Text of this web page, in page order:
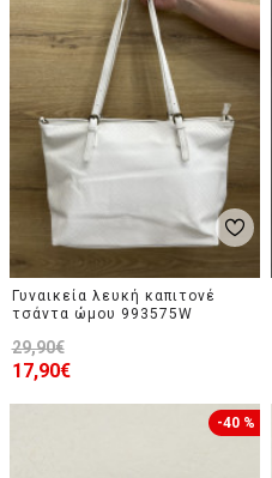
Γυναικεία λευκή καπιτονέ
τσάντα ώμου 993575W
17,90€
29,90€
-40 %